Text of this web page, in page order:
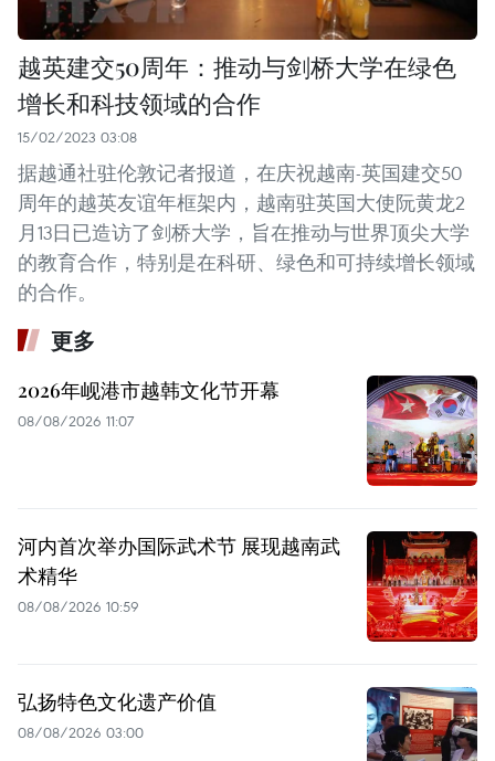
越英建交50周年：推动与剑桥大学在绿色
增长和科技领域的合作
15/02/2023 03:08
据越通社驻伦敦记者报道，在庆祝越南-英国建交50
周年的越英友谊年框架内，越南驻英国大使阮黄龙2
月13日已造访了剑桥大学，旨在推动与世界顶尖大学
的教育合作，特别是在科研、绿色和可持续增长领域
的合作。
更多
2026年岘港市越韩文化节开幕
08/08/2026 11:07
河内首次举办国际武术节 展现越南武
术精华
08/08/2026 10:59
弘扬特色文化遗产价值
08/08/2026 03:00